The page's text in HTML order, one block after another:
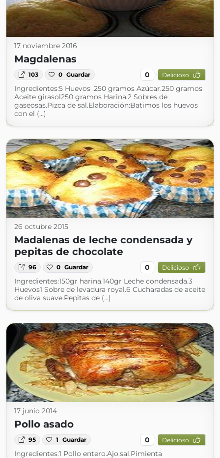
17 noviembre 2016
Magdalenas
103 0 Guardar 0 Delicioso
Ingredientes:5 Huevos .250 gramos Azúcar.250 gramos
Aceite girasol250 gramos Harina.2 Sobres de
gaseosas.Pizca de sal.Elaboración:Batimos los huevos
con el (...)
26 octubre 2015
Madalenas de leche condensada y
pepitas de chocolate
96 0 Guardar 0 Delicioso
Ingredientes:150gr harina.140gr Leche condensada.3
Huevos1 Sobre de levadura royal.6 Cucharadas de aceite
de oliva suave.Pepitas de (...)
17 junio 2014
Pollo asado
95 1 Guardar 0 Delicioso
Ingredientes:1 Pollo entero.Ajo.sal.Pimienta